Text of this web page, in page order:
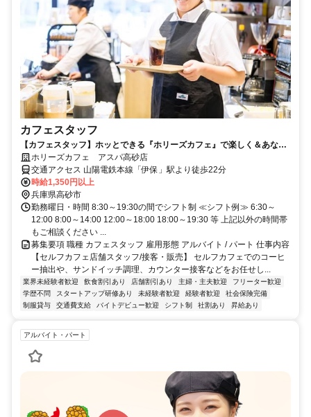
カフェスタッフ
【カフェスタッフ】ホッとできる『ホリーズカフェ』で楽しく＆あなた
らしく働こう！主婦（夫）活躍中！
ホリーズカフェ アスパ高砂店
交通アクセス 山陽電鉄本線「伊保」駅より徒歩22分
時給1,350円以上
兵庫県高砂市
勤務曜日・時間 8:30～19:30の間でシフト制 ≪シフト例≫ 6:30～
12:00 8:00～14:00 12:00～18:00 18:00～19:30 等 上記以外の時間帯
もご相談ください ...
募集要項 職種 カフェスタッフ 雇用形態 アルバイト / パート 仕事内容
【セルフカフェ店舗スタッフ/接客・販売】 セルフカフェでのコーヒ
ー抽出や、サンドイッチ調理、カウンター接客などをお任せし...
業界未経験者歓迎 飲食割引あり 店舗割引あり 主婦・主夫歓迎
フリーター歓迎
学歴不問
スタートアップ研修あり 未経験者歓迎 経験者歓迎
社会保険完備
制服貸与
交通費支給 バイトデビュー歓迎 シフト制 社割あり 昇給あり
アルバイト・パート